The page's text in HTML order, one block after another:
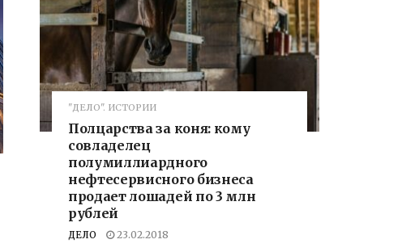
"ДЕЛО". ИСТОРИИ
Полцарства за коня: кому
совладелец
полумиллиардного
нефтесервисного бизнеса
продает лошадей по 3 млн
рублей
ДЕЛО 23.02.2018